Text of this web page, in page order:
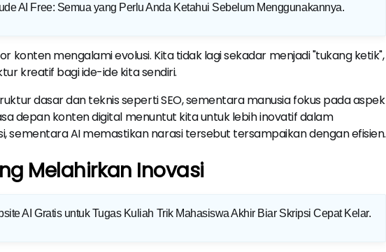
AI Free: Semua yang Perlu Anda Ketahui Sebelum Menggunakannya.
konten mengalami evolusi. Kita tidak lagi sekadar menjadi "tukang ketik",
kreatif bagi ide-ide kita sendiri.
dasar dan teknis seperti SEO, sementara manusia fokus pada aspek
depan konten digital menuntut kita untuk lebih inovatif dalam
sementara AI memastikan narasi tersebut tersampaikan dengan efisien.
Melahirkan Inovasi
AI Gratis untuk Tugas Kuliah Trik Mahasiswa Akhir Biar Skripsi Cepat Kelar.